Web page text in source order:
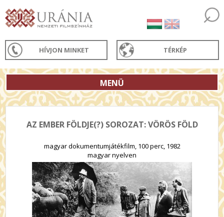
HÍVJON MINKET TÉRKÉP
MENÜ
AZ EMBER FÖLDJE(?) SOROZAT: VÖRÖS FÖLD
magyar dokumentumjátékfilm, 100 perc, 1982
magyar nyelven